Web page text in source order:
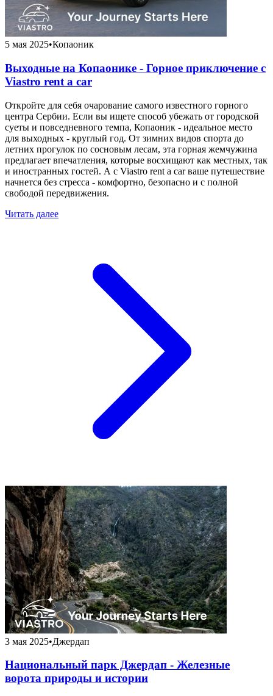
5 мая 2025•Копаоник
Выходные на Копаонике - Горное приключение с
Viastro rent a car
Откройте для себя очарование самого известного горного
центра Сербии. Если вы ищете способ убежать от городской
суеты и повседневного темпа, Копаоник - идеальное место
для выходных - круглый год. От зимних видов спорта до
летних прогулок по сосновым лесам, эта горная жемчужина
предлагает впечатления, которые восхищают как местных, так
и иностранных гостей. А с Viastro rent a car ваше путешествие
начнется без стресса - комфортно, безопасно и с полной
свободой передвижения.
Читать далее
3 мая 2025•Джердап
Национальный парк Джердап - Железные
ворота природы и истории